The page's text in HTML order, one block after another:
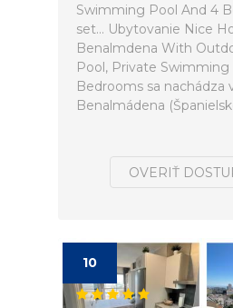
Swimming Pool And 4
set... Ubytovanie Nice
Benalmdena With
Pool, Private
Bedrooms sa nachádza
Benalmádena
OVERIŤ
10